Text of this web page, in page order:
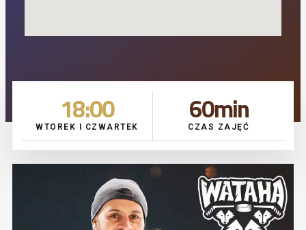
WTOREK I CZWARTEK
18:00 CZAS ZAJĘĆ
60min